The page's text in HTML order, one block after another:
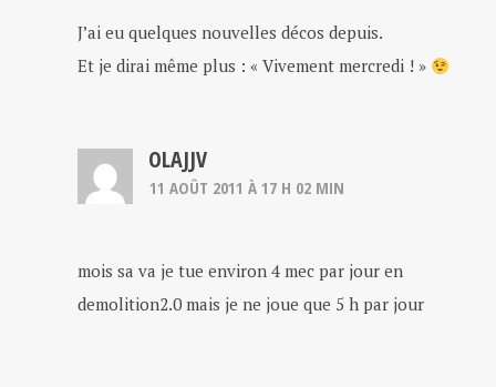
J’ai eu quelques nouvelles décos depuis.
Et je dirai même plus : « Vivement mercredi ! »
OLAJJV
11 AOÛT 2011 À 17 H 02 MIN
mois sa va je tue environ 4 mec par jour en
demolition2.0 mais je ne joue que 5 h par jour